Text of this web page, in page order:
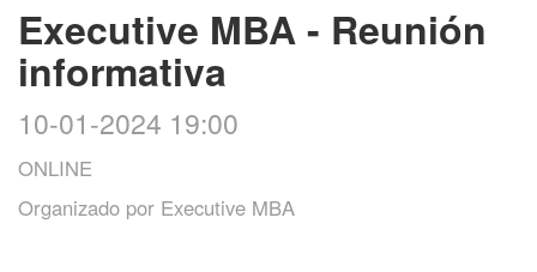
Executive MBA - Reunión
informativa
10-01-2024 19:00
ONLINE
Organizado por Executive MBA